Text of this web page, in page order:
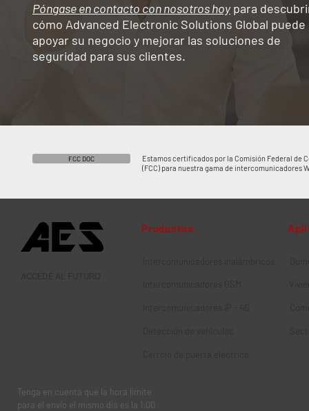
Póngase en contacto con nosotros hoypara
cómo Advanced Electronic Solutions Global puede
apoyar su negocio y mejorar las soluciones de
seguridad para sus clientes.
FCC DOC
Estamos certificados por la Comisión Federal de
(FCC) para nuestra gama de intercomunicadores
Productos
Tenga en cuenta que la hora límite
para el envío el mismo día es la 1:00